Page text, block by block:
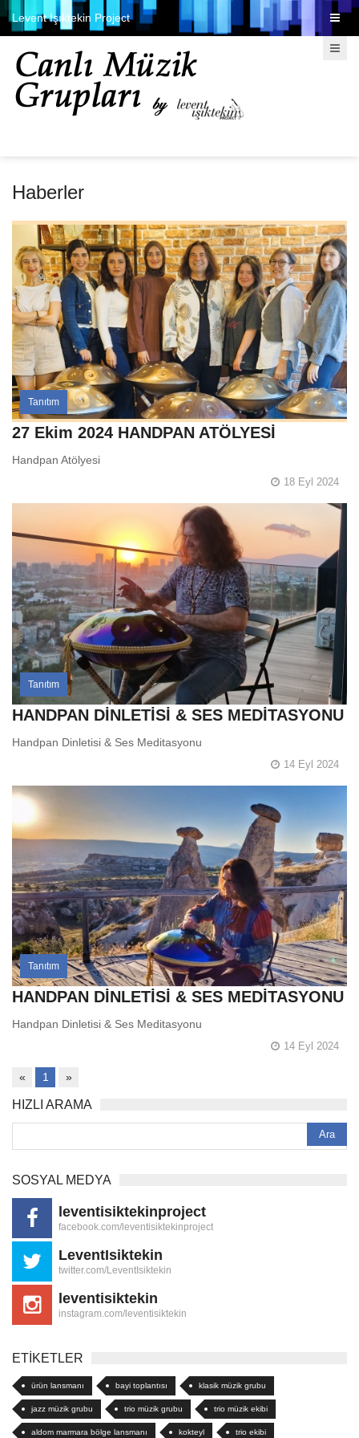
Levent Işıktekin Project
Haberler
Tanıtım
27 Ekim 2024 HANDPAN ATÖLYESİ
Handpan Atölyesi
18 Eyl 2024
Tanıtım
HANDPAN DİNLETİSİ & SES MEDİTASYONU
Handpan Dinletisi & Ses Meditasyonu
14 Eyl 2024
Tanıtım
HANDPAN DİNLETİSİ & SES MEDİTASYONU
Handpan Dinletisi & Ses Meditasyonu
14 Eyl 2024
« 1 »
HIZLI ARAMA
SOSYAL MEDYA
leventisiktekinproject
facebook.com/leventisiktekinproject
LeventIsiktekin
twitter.com/LeventIsiktekin
leventisiktekin
instagram.com/leventisiktekin
ETİKETLER
ürün lansmanı bayi toplantısı klasik müzik grubu
jazz müzik grubu trio müzik grubu trio müzik ekibi
aldom marmara bölge lansmanı kokteyl trio ekibi